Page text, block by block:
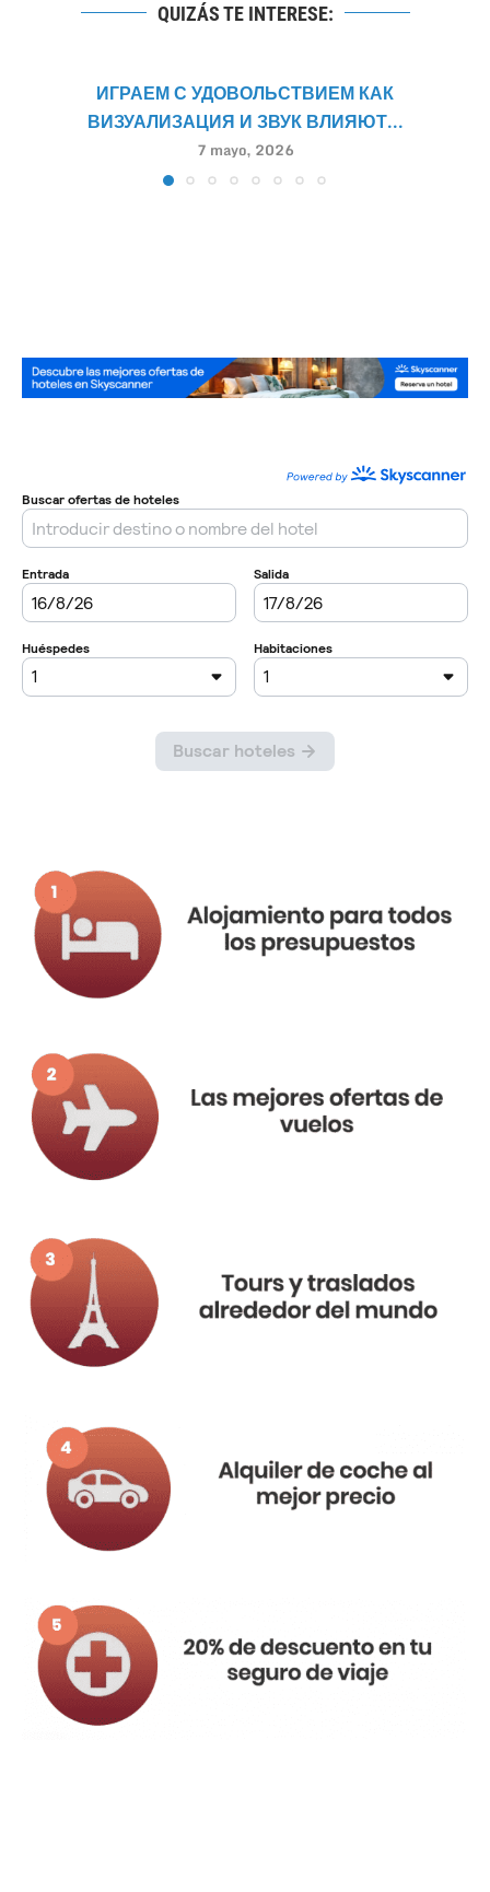
QUIZÁS TE INTERESE:
ИГРАЕМ С УДОВОЛЬСТВИЕМ КАК
ВИЗУАЛИЗАЦИЯ И ЗВУК ВЛИЯЮТ...
7 mayo, 2026